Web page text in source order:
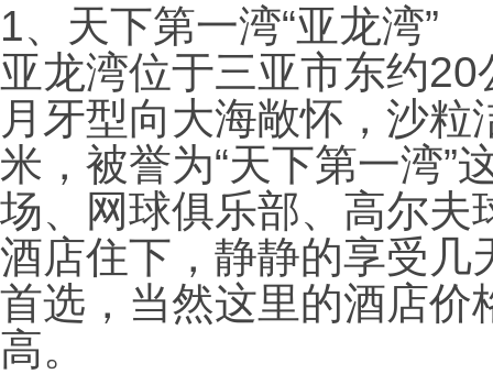
1、 天下第一湾“亚龙湾”
亚龙湾位于三亚市东约
月牙型向大海敞怀，沙
米，被誉为“天下第一湾”
场、网球俱乐部、高尔夫
酒店住下，静静的享受几
首选，当然这里的酒店价
高。